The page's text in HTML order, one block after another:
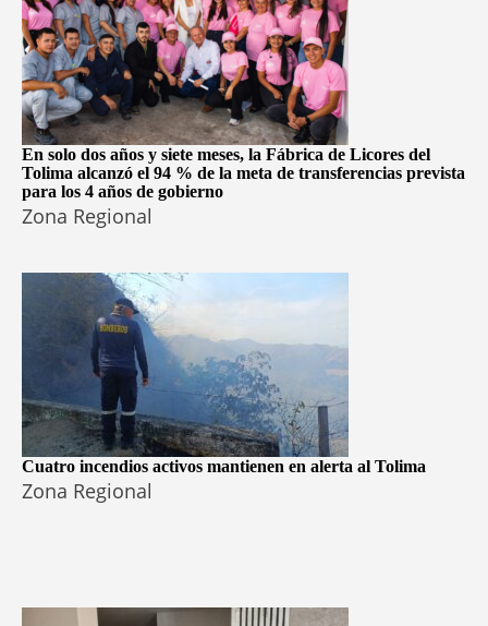
En solo dos años y siete meses, la Fábrica de Licores del
Tolima alcanzó el 94 % de la meta de transferencias prevista
para los 4 años de gobierno
Zona Regional
Cuatro incendios activos mantienen en alerta al Tolima
Zona Regional